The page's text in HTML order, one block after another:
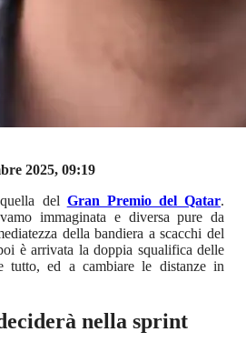
2025, 09:19
del Gran Premio del Qatar.
immaginata e diversa pure da
della bandiera a scacchi del
è arrivata la doppia squalifica delle
tutto, ed a cambiare le distanze in
nella sprint